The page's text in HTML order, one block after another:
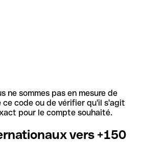
ne sommes pas en mesure de
code ou de vérifier qu'il s'agit
pour le compte souhaité.
vers +150